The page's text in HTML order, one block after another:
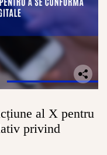
al X pentru
privind